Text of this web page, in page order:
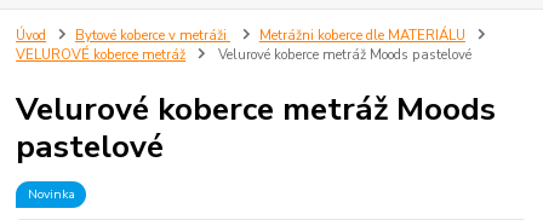
Úvod Bytové koberce v metráži
Metrážni koberce dle MATERIÁLU
VELUROVÉ koberce metráž
Velurové koberce metráž Moods pastelové
Velurové koberce metráž Moods
pastelové
Novinka